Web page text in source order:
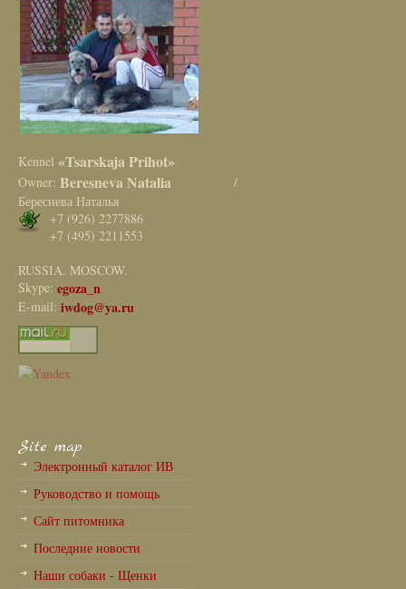
Kennel «Tsarskaja Prihot»
Owner: Beresneva Natalia /
Береснева Наталья
+7 (926) 2277886
+7 (495) 2211553
RUSSIA. MOSCOW.
Skype: egoza_n
E-mail: iwdog@ya.ru
Site map
Электронный каталог ИВ
Руководство и помощь
Сайт питомника
Последние новости
Наши собаки - Щенки